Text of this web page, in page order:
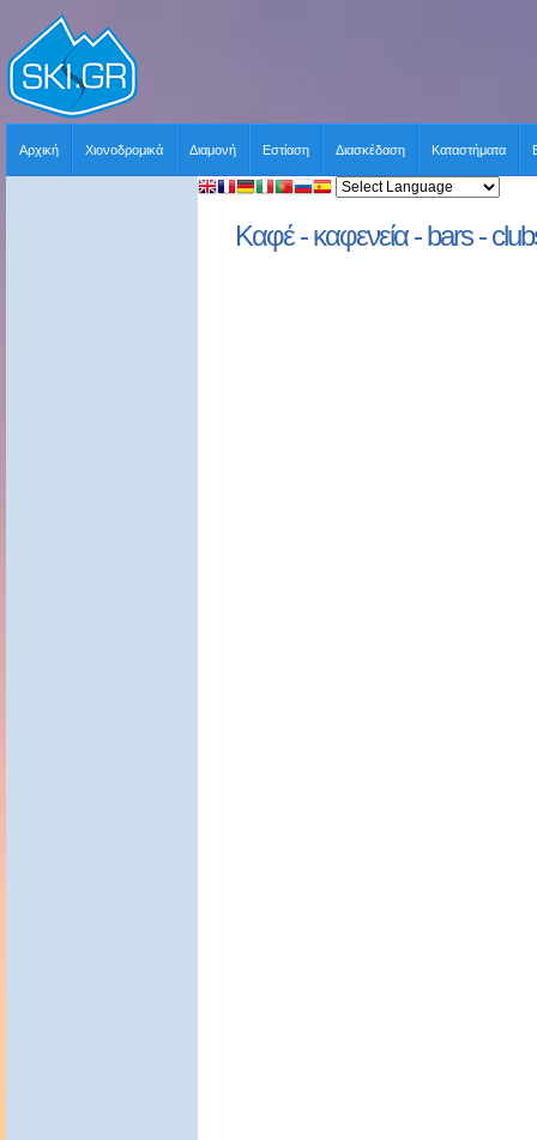
Αρχική Χιονοδρομικά Διαμονή Εστίαση Διασκέδαση Καταστήματα
Καφέ - καφενεία - bars -